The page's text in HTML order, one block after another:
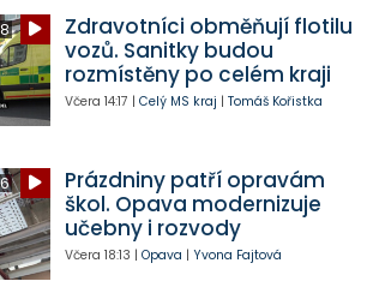
Zdravotníci obměňují flotilu
vozů. Sanitky budou
rozmístěny po celém kraji
Včera 14:17 | Celý MS kraj | Tomáš Kořistka
Prázdniny patří opravám
škol. Opava modernizuje
učebny i rozvody
Včera 18:13 | Opava | Yvona Fajtová